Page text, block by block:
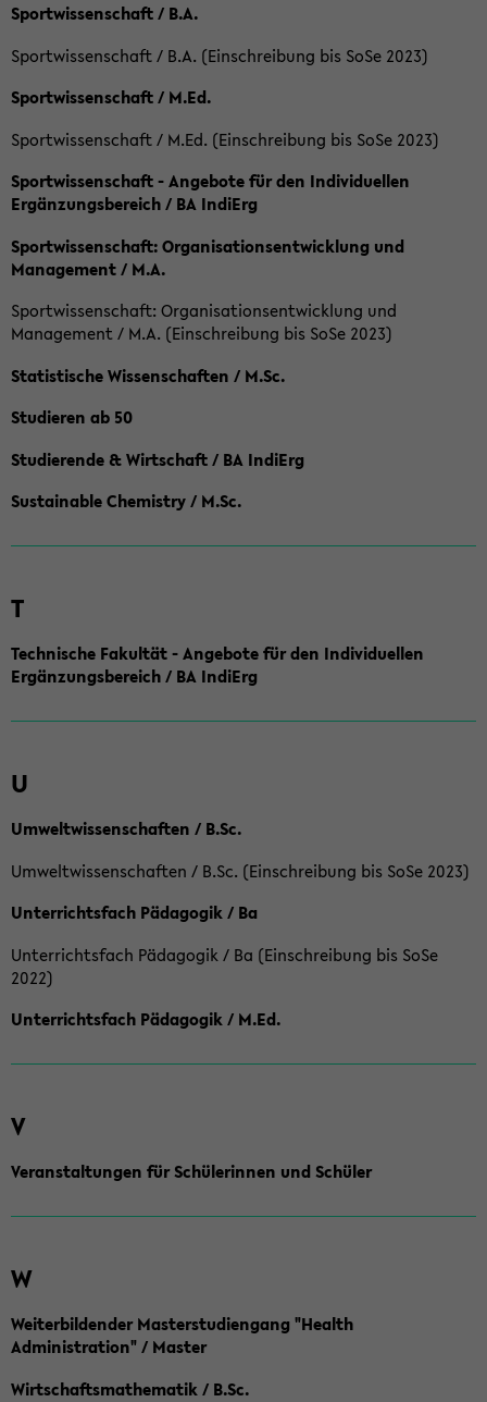
Sportwissenschaft / B.A.
Sportwissenschaft / B.A. (Einschreibung bis SoSe 2023)
Sportwissenschaft / M.Ed.
Sportwissenschaft / M.Ed. (Einschreibung bis SoSe 2023)
Sportwissenschaft - Angebote für den Individuellen
Ergänzungsbereich / BA IndiErg
Sportwissenschaft: Organisationsentwicklung und
Management / M.A.
Sportwissenschaft: Organisationsentwicklung und
Management / M.A. (Einschreibung bis SoSe 2023)
Statistische Wissenschaften / M.Sc.
Studieren ab 50
Studierende & Wirtschaft / BA IndiErg
Sustainable Chemistry / M.Sc.
T
Technische Fakultät - Angebote für den Individuellen
Ergänzungsbereich / BA IndiErg
U
Umweltwissenschaften / B.Sc.
Umweltwissenschaften / B.Sc. (Einschreibung bis SoSe 2023)
Unterrichtsfach Pädagogik / Ba
Unterrichtsfach Pädagogik / Ba (Einschreibung bis SoSe
2022)
Unterrichtsfach Pädagogik / M.Ed.
V
Veranstaltungen für Schülerinnen und Schüler
W
Weiterbildender Masterstudiengang "Health
Administration" / Master
Wirtschaftsmathematik / B.Sc.